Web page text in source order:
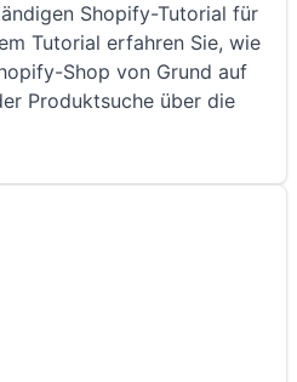
Shopify-Tutorial für
Tutorial erfahren Sie, wie
Shop von Grund auf
Produktsuche über die